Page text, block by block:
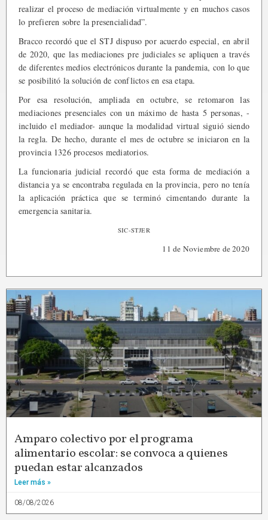
realizar el proceso de mediación virtualmente y en muchos casos
lo prefieren sobre la presencialidad”.
Bracco recordó que el STJ dispuso por acuerdo especial, en abril
de 2020, que las mediaciones pre judiciales se apliquen a través
de diferentes medios electrónicos durante la pandemia, con lo que
se posibilitó la solución de conflictos en esa etapa.
Por esa resolución, ampliada en octubre, se retomaron las
mediaciones presenciales con un máximo de hasta 5 personas, -
incluido el mediador- aunque la modalidad virtual siguió siendo
la regla. De hecho, durante el mes de octubre se iniciaron en la
provincia 1326 procesos mediatorios.
La funcionaria judicial recordó que esta forma de mediación a
distancia ya se encontraba regulada en la provincia, pero no tenía
la aplicación práctica que se terminó cimentando durante la
emergencia sanitaria.
SIC-STJER
11 de Noviembre de 2020
Amparo colectivo por el programa
alimentario escolar: se convoca a quienes
puedan estar alcanzados
Leer más »
08/08/2026